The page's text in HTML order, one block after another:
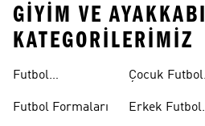
GIYIM VE AYAKKABI
KATEGORILERIMIZ
Futbol
Futbol Formaları
Çocuk Futbol
Erkek Futbol